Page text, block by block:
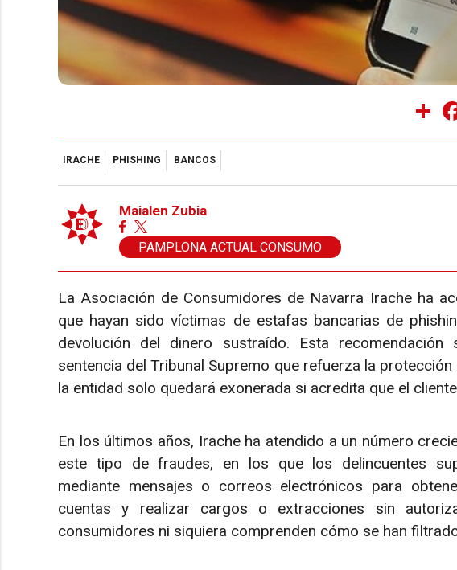
IRACHE PHISHING BANCOS
Maialen Zubia
PAMPLONA ACTUAL CONSUMO
La Asociación de Consumidores de Navarra Irache ha
que hayan sido víctimas de estafas bancarias de
devolución del dinero sustraído. Esta
sentencia del Tribunal Supremo que refuerza la
la entidad solo quedará exonerada si acredita que el
En los últimos años, Irache ha atendido a un número
este tipo de fraudes, en los que los delincuentes
mediante mensajes o correos electrónicos para
cuentas y realizar cargos o extracciones sin
consumidores ni siquiera comprenden cómo se han